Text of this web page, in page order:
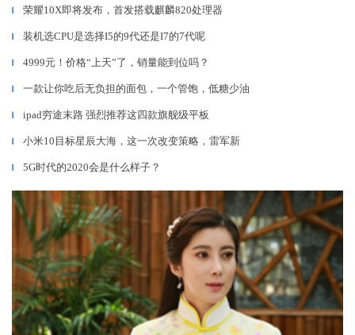
▎ 荣耀10X即将发布，首发搭载麒麟820处理器
▎ 装机选CPU是选择I5的9代还是I7的7代呢
▎ 4999元！价格“上天”了，销量能到位吗？
▎ 一款让你吃后无负担的面包，一个管饱，低糖少油
▎ ipad穷途末路 强烈推荐这四款旗舰级平板
▎ 小米10目标星辰大海，这一次改变策略，雷军新
▎ 5G时代的2020会是什么样子？